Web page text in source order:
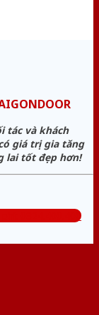
tác và khách
giá trị gia tăng
lai tốt đẹp hơn!
0824.400.400